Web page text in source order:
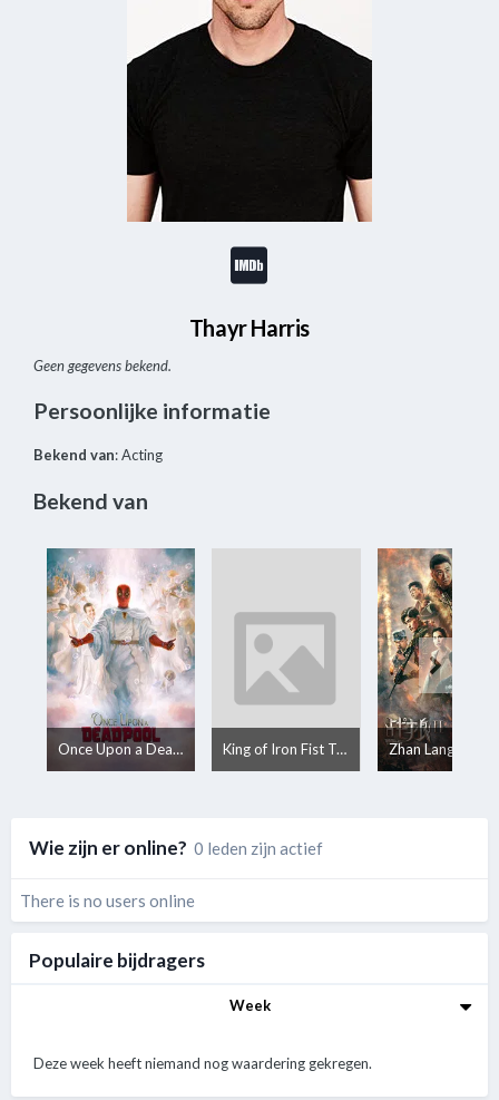
Thayr Harris
Geen gegevens bekend.
Persoonlijke informatie
Bekend van: Acting
Bekend van
Once Upon a Deadpool King of Iron Fist Tournament Zhan Lang II
Wie zijn er online? 0 leden zijn actief
There is no users online
Populaire bijdragers
Week
Deze week heeft niemand nog waardering gekregen.